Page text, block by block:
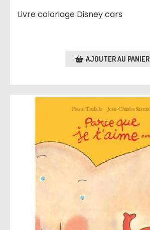
Livre coloriage Disney cars
AJOUTER AU PANIER